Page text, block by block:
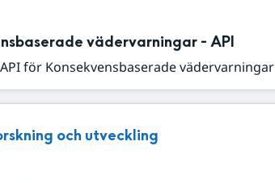
vädervarningar - API
för Konsekvensbaserade vädervarningar
och utveckling